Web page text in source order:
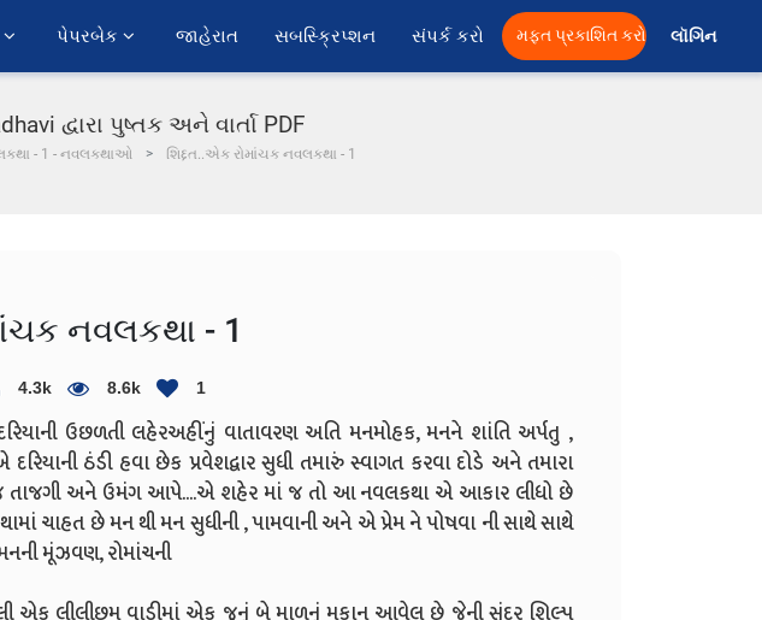
પેપરબેક જાહેરાત સબસ્ક્રિપ્શન સંપર્ક કરો મફત પ્રકાશિત કરો લૉગિન
દ્વારા પુષ્તક અને વાર્તા PDF
- 1 - નવલકથાઓ શિદ્દત..એક રોમાંચક નવલકથા - 1
નવલકથા - 1
4.3k 8.6k 1
ઉછળતી લહેરઅહીંનું વાતાવરણ અતિ મનમોહક, મનને શાંતિ અર્પતુ ,
ઠંડી હવા છેક પ્રવેશદ્વાર સુધી તમારું સ્વાગત કરવા દોડે અને તમારા
તાજગી અને ઉમંગ આપે....એ શહેર માં જ તો આ નવલકથા એ આકાર લીધો છે
ચાહત છે મન થી મન સુધીની , પામવાની અને એ પ્રેમ ને પોષવા ની સાથે સાથે
મૂંઝવણ, રોમાંચની